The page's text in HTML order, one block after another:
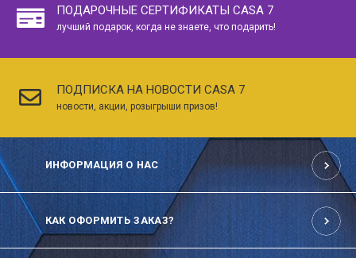
ПОДАРОЧНЫЕ СЕРТИФИКАТЫ CASA 7
лучший подарок, когда не знаете, что подарить!
ПОДПИСКА НА НОВОСТИ CASA 7
новости, акции, розыгрыши призов!
ИНФОРМАЦИЯ О НАС
КАК ОФОРМИТЬ ЗАКАЗ?